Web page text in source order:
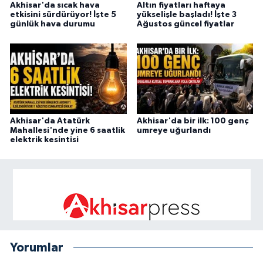
Akhisar'da sıcak hava
etkisini sürdürüyor! İşte 5
günlük hava durumu
Altın fiyatları haftaya
yükselişle başladı! İşte 3
Ağustos güncel fiyatlar
Akhisar'da Atatürk
Mahallesi'nde yine 6 saatlik
elektrik kesintisi
Akhisar'da bir ilk: 100 genç
umreye uğurlandı
Yorumlar